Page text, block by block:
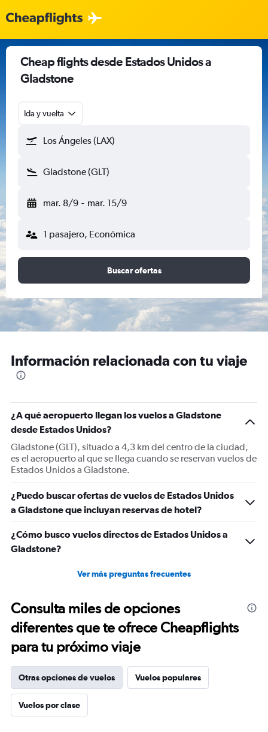
Cheap flights desde Estados Unidos a
Gladstone
Ida y vuelta
Los Ángeles (LAX)
Gladstone (GLT)
mar. 8/9 - mar. 15/9
1 pasajero, Económica
Buscar ofertas
Información relacionada con tu viaje
¿A qué aeropuerto llegan los vuelos a Gladstone
desde Estados Unidos?
Gladstone (GLT), situado a 4,3 km del centro de la ciudad,
es el aeropuerto al que se llega cuando se reservan vuelos de
Estados Unidos a Gladstone.
¿Puedo buscar ofertas de vuelos de Estados Unidos
a Gladstone que incluyan reservas de hotel?
¿Cómo busco vuelos directos de Estados Unidos a
Gladstone?
Ver más preguntas frecuentes
Consulta miles de opciones
diferentes que te ofrece Cheapflights
para tu próximo viaje
Otras opciones de vuelos Vuelos populares
Vuelos por clase